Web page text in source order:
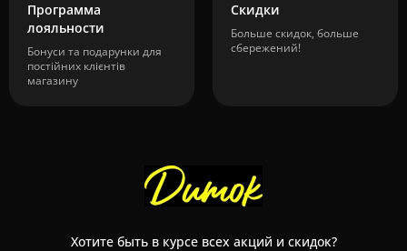
Программа
лояльности
Бонуси та подарунки для
постійних клієнтів
магазину
Скидки
Больше скидок, больше
сбережений!
Хотите быть в курсе всех акций и скидок?